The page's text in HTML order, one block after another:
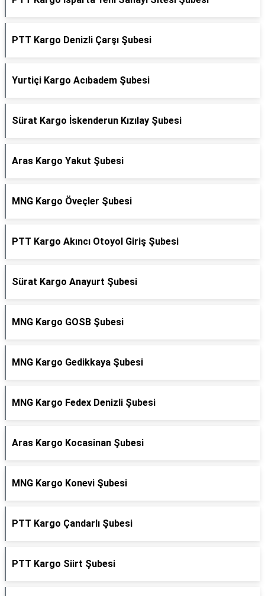
PTT Kargo Denizli Çarşı Şubesi
Yurtiçi Kargo Acıbadem Şubesi
Sürat Kargo İskenderun Kızılay Şubesi
Aras Kargo Yakut Şubesi
MNG Kargo Öveçler Şubesi
PTT Kargo Akıncı Otoyol Giriş Şubesi
Sürat Kargo Anayurt Şubesi
MNG Kargo GOSB Şubesi
MNG Kargo Gedikkaya Şubesi
MNG Kargo Fedex Denizli Şubesi
Aras Kargo Kocasinan Şubesi
MNG Kargo Konevi Şubesi
PTT Kargo Çandarlı Şubesi
PTT Kargo Siirt Şubesi